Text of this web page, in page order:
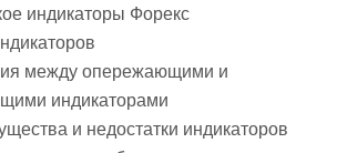
индикаторы Форекс
между опережающими и
индикаторами
и недостатки индикаторов